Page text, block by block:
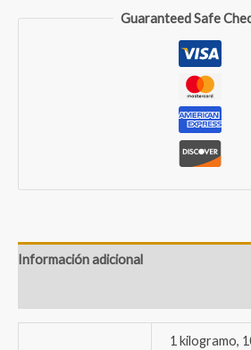
Guaranteed Safe
Información adicional
1 kilogramo,